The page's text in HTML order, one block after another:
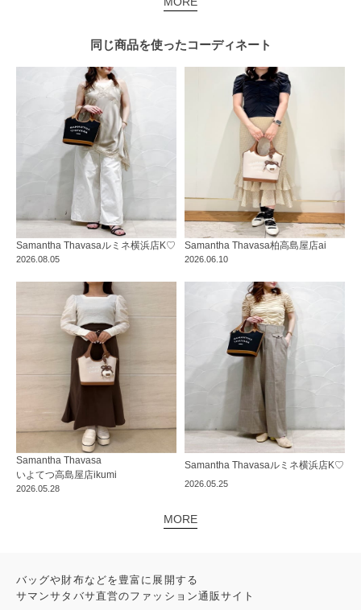
同じ商品を使ったコーディネート
2026.08.05
Samantha Thavasaルミネ横浜店K♡
2026.06.10
Samantha Thavasa柏高島屋店ai
2026.05.28
Samantha Thavasa
いよてつ高島屋店ikumi
2026.05.25
Samantha Thavasaルミネ横浜店K♡
MORE
バッグや財布などを豊富に展開する
サマンサタバサ直営のファッション通販サイト